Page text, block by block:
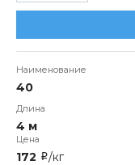
40
4 м
172 i/кг